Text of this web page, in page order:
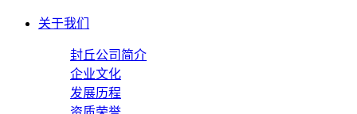
关于我们
封丘公司简介
企业文化
发展历程